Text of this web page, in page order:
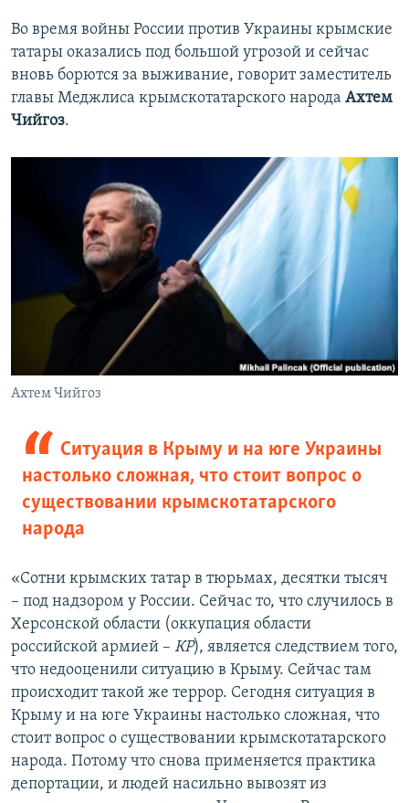
Во время войны России против Украины крымские
татары оказались под большой угрозой и сейчас
вновь борются за выживание, говорит заместитель
главы Меджлиса крымскотатарского народа Ахтем
Чийгоз.
Ахтем Чийгоз
Cитуация в Крыму и на юге Украины
настолько сложная, что стоит вопрос о
существовании крымскотатарского
народа
«Сотни крымских татар в тюрьмах, десятки тысяч
– под надзором у России. Сейчас то, что случилось в
Херсонской области (оккупация области
российской армией – КР), является следствием того,
что недооценили ситуацию в Крыму. Сейчас там
происходит такой же террор. Сегодня ситуация в
Крыму и на юге Украины настолько сложная, что
стоит вопрос о существовании крымскотатарского
народа. Потому что снова применяется практика
депортации, и людей насильно вывозят из